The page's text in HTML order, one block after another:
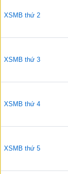
XSMB thứ 2
XSMB thứ 3
XSMB thứ 4
XSMB thứ 5